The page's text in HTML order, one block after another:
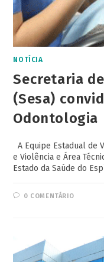
NOTÍCIA
Secretaria
(Sesa)
Odontologia
A Equipe Estadual de
e Violência e Área
Estado da Saúde do
0 COMENTÁRIO